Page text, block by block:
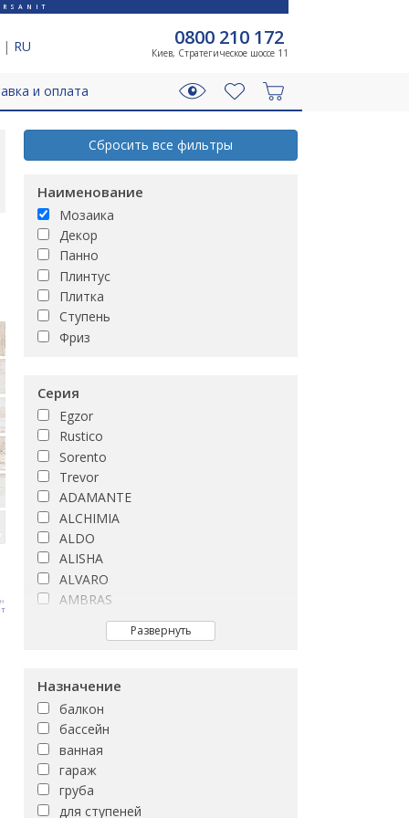
| RU 0800 210 172
Киев, Стратегическое шоссе 11
и оплата
Сбросить все фильтры
Наименование
Мозаика
Декор
Панно
Плинтус
Плитка
Ступень
Фриз
Серия
Egzor
Rustico
Sorento
Trevor
ADAMANTE
ALCHIMIA
ALDO
ALISHA
ALVARO
AMBRAS
ATLANTIS
ATLAS
Afina
Argos
Ashenwood
Развернуть
Назначение
балкон
бассейн
ванная
гараж
груба
для ступеней